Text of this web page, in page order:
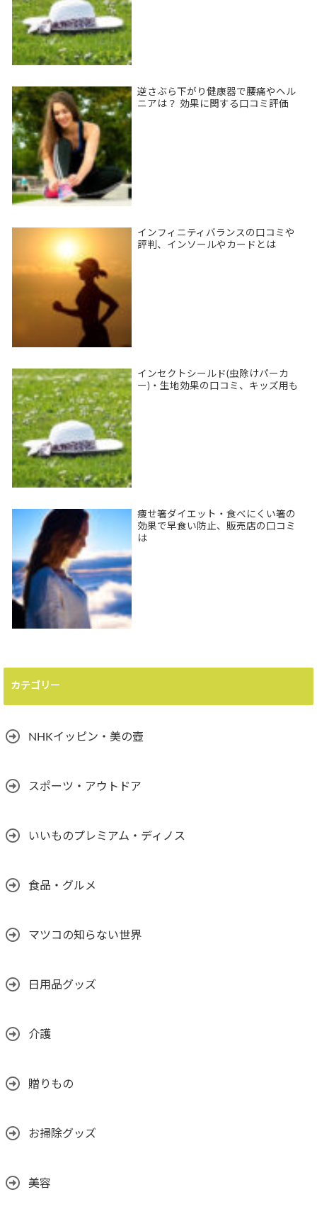
逆さぶら下がり健康器で腰痛やヘル
ニアは？ 効果に関する口コミ評価
インフィニティバランスの口コミや
評判、インソールやカードとは
インセクトシールド(虫除けパーカ
ー)・生地効果の口コミ、キッズ用も
痩せ箸ダイエット・食べにくい箸の
効果で早食い防止、販売店の口コミ
は
カテゴリー
NHKイッピン・美の壺
スポーツ・アウトドア
いいものプレミアム・ディノス
食品・グルメ
マツコの知らない世界
日用品グッズ
介護
贈りもの
お掃除グッズ
美容